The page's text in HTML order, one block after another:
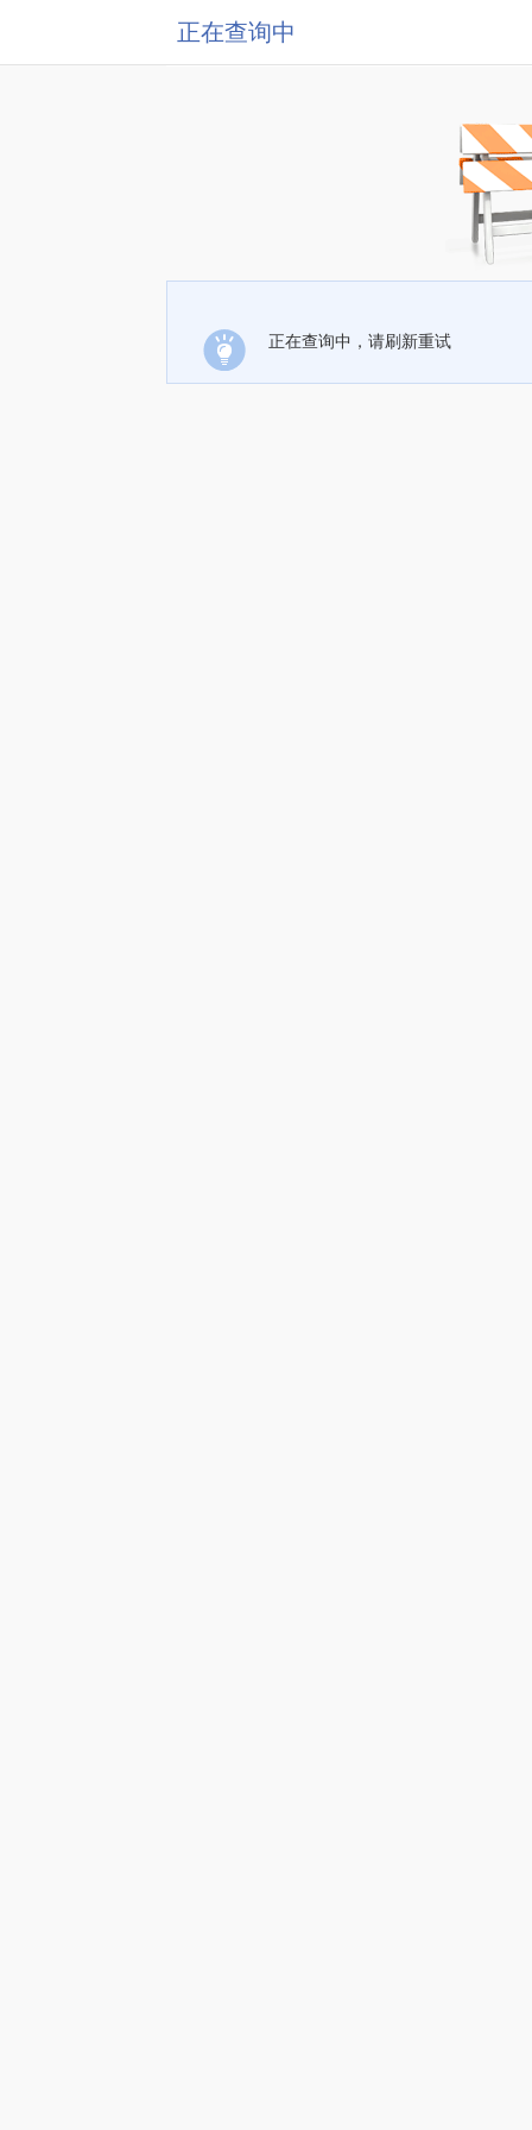
正在查询中
正在查询中，请刷新重试